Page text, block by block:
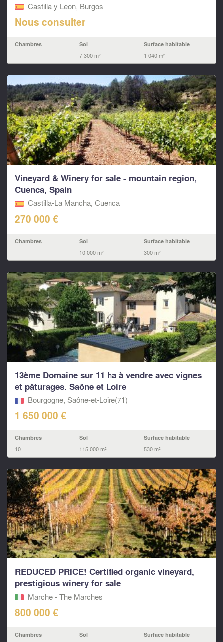
Castilla y Leon, Burgos
Nous consulter
Chambres Sol
7 300 m²
Surface habitable
1 040 m²
Vineyard & Winery for sale - mountain region,
Cuenca, Spain
Castilla-La Mancha, Cuenca
270 000 €
Chambres Sol
10 000 m²
Surface habitable
300 m²
13ème Domaine sur 11 ha à vendre avec vignes
et pâturages. Saône et Loire
Bourgogne, Saône-et-Loire(71)
1 650 000 €
Chambres
10
Sol
115 000 m²
Surface habitable
530 m²
REDUCED PRICE! Certified organic vineyard,
prestigious winery for sale
Marche - The Marches
800 000 €
Chambres Sol Surface habitable